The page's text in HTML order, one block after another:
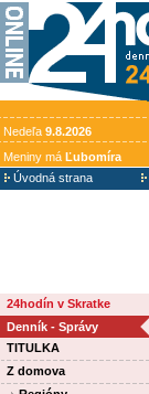
Nedeľa 9.8.2026
Meniny má Ľubomíra
Úvodná strana
24hodín v Skratke
Denník - Správy
TITULKA
Z domova